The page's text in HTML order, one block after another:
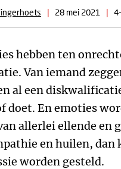
| 28 mei 2021 |
hebben ten
Van iemand
al een
doet. En emoties
allerlei ellende en
en huilen,
worden gesteld.